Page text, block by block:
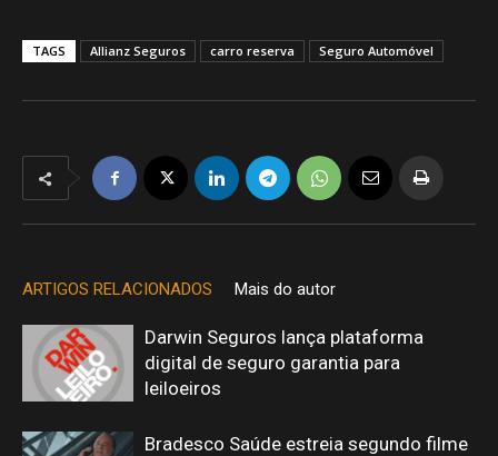
TAGS Allianz Seguros carro reserva Seguro Automóvel
ARTIGOS RELACIONADOS Mais do autor
Darwin Seguros lança plataforma
digital de seguro garantia para
leiloeiros
Bradesco Saúde estreia segundo filme